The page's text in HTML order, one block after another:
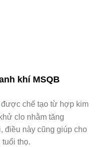
khí MSQB
được chế tạo từ hợp kim
clo nhằm tăng
điều này cũng giúp cho
thọ.